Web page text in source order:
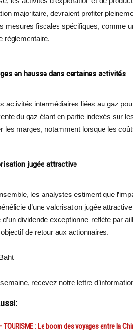
majoritaire, devraient profiter
mesures fiscales spécifiques, comme
réglementaire.
en hausse dans certaines activités
activités intermédiaires liées au gaz
du gaz étant en partie indexés sur
les marges, notamment lorsque les
jugée attractive
les analystes estiment que
d’une valorisation jugée
d’un dividende exceptionnel reflète par
de retour aux actionnaires.
recevez notre lettre
TOURISME : Le boom des voyages entre la